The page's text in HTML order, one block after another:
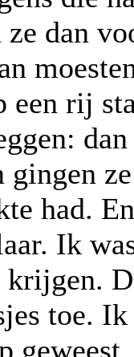
ze dan
een rij
gingen
had.
Ik
krijgen.
toe.
geweest.